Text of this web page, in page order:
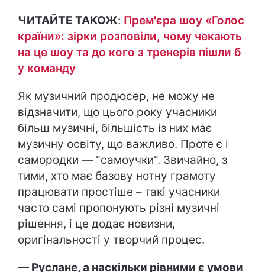
ЧИТАЙТЕ ТАКОЖ: Прем'єра шоу «Голос
країни»: зірки розповіли, чому чекають
на це шоу та до кого з тренерів пішли б
у команду
Як музичний продюсер, не можу не
відзначити, що цього року учасники
більш музичні, більшість із них має
музичну освіту, що важливо. Проте є і
самородки — "самоучки". Звичайно, з
тими, хто має базову нотну грамоту
працювати простіше – такі учасники
часто самі пропонують різні музичні
рішення, і це додає новизни,
оригінальності у творчий процес.
— Руслане, а наскільки рівними є умови